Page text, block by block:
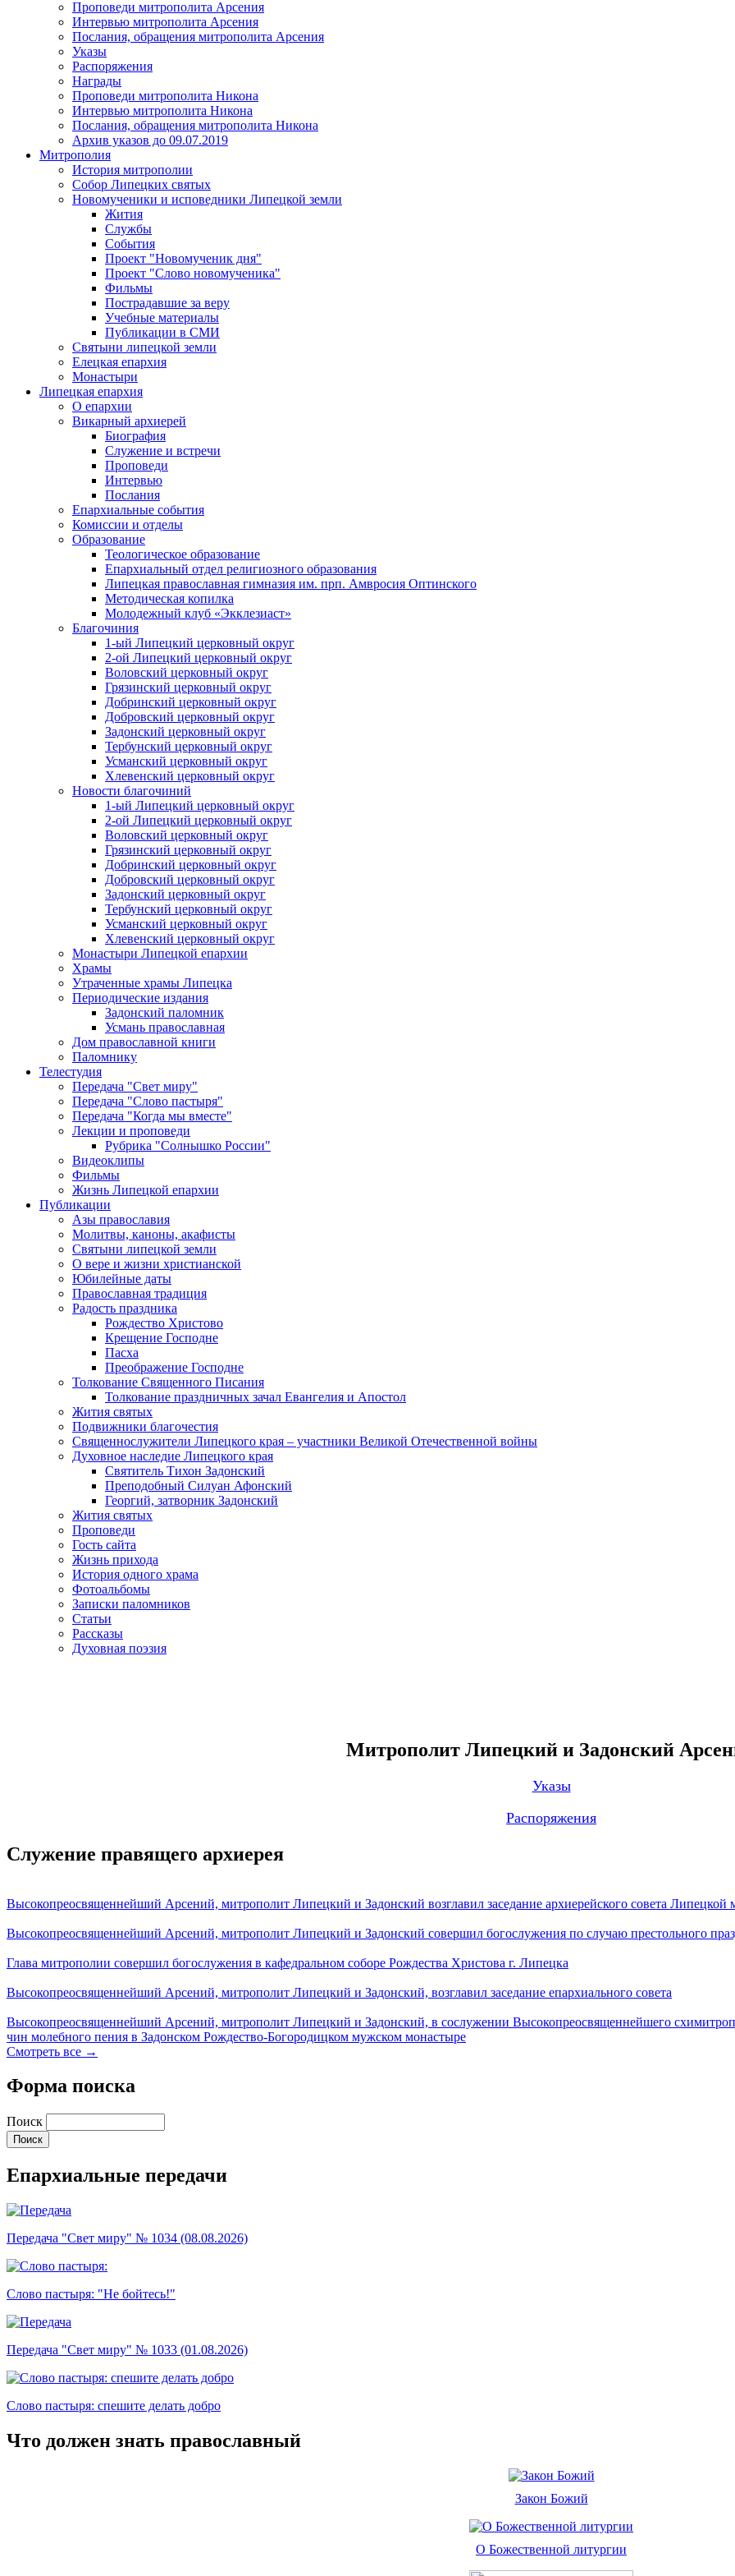
Проповеди митрополита Арсения
Интервью митрополита Арсения
Послания, обращения митрополита Арсения
Указы
Распоряжения
Награды
Проповеди митрополита Никона
Интервью митрополита Никона
Послания, обращения митрополита Никона
Архив указов до 09.07.2019
Митрополия
История митрополии
Собор Липецких святых
Новомученики и исповедники Липецкой земли
Жития
Службы
События
Проект "Новомученик дня"
Проект "Слово новомученика"
Фильмы
Пострадавшие за веру
Учебные материалы
Публикации в СМИ
Святыни липецкой земли
Елецкая епархия
Монастыри
Липецкая епархия
О епархии
Викарный архиерей
Биография
Служение и встречи
Проповеди
Интервью
Послания
Епархиальные события
Комиссии и отделы
Образование
Теологическое образование
Епархиальный отдел религиозного образования
Липецкая православная гимназия им. прп. Амвросия Оптинского
Методическая копилка
Молодежный клуб «Экклезиаст»
Благочиния
1-ый Липецкий церковный округ
2-ой Липецкий церковный округ
Воловский церковный округ
Грязинский церковный округ
Добринский церковный округ
Добровский церковный округ
Задонский церковный округ
Тербунский церковный округ
Усманский церковный округ
Хлевенский церковный округ
Новости благочиний
1-ый Липецкий церковный округ
2-ой Липецкий церковный округ
Воловский церковный округ
Грязинский церковный округ
Добринский церковный округ
Добровский церковный округ
Задонский церковный округ
Тербунский церковный округ
Усманский церковный округ
Хлевенский церковный округ
Монастыри Липецкой епархии
Храмы
Утраченные храмы Липецка
Периодические издания
Задонский паломник
Усмань православная
Дом православной книги
Паломнику
Телестудия
Передача "Свет миру"
Передача "Слово пастыря"
Передача "Когда мы вместе"
Лекции и проповеди
Рубрика "Солнышко России"
Видеоклипы
Фильмы
Жизнь Липецкой епархии
Публикации
Азы православия
Молитвы, каноны, акафисты
Святыни липецкой земли
О вере и жизни христианской
Юбилейные даты
Православная традиция
Радость праздника
Рождество Христово
Крещение Господне
Пасха
Преображение Господне
Толкование Священного Писания
Толкование праздничных зачал Евангелия и Апостол
Жития святых
Подвижники благочестия
Священнослужители Липецкого края – участники Великой Отечественной войны
Духовное наследие Липецкого края
Святитель Тихон Задонский
Преподобный Силуан Афонский
Георгий, затворник Задонский
Жития святых
Проповеди
Гость сайта
Жизнь прихода
История одного храма
Фотоальбомы
Записки паломников
Статьи
Рассказы
Духовная поэзия
Митрополит Липецкий и Задонский
Указы
Распоряжения
Служение правящего архиерея
Высокопреосвященнейший Арсений, митрополит Липецкий и Задонский возглавил заседание архиерейского совета Липецкой
Высокопреосвященнейший Арсений, митрополит Липецкий и Задонский совершил богослужения по случаю престольного
Глава митрополии совершил богослужения в кафедральном соборе Рождества Христова г. Липецка
Высокопреосвященнейший Арсений, митрополит Липецкий и Задонский, возглавил заседание епархиального совета
Высокопреосвященнейший Арсений, митрополит Липецкий и Задонский, в сослужении Высокопреосвященнейшего
чин молебного пения в Задонском Рождество-Богородицком мужском монастыре
Смотреть все →
Форма поиска
Поиск
Епархиальные передачи
Передача "Свет миру" № 1034 (08.08.2026)
Слово пастыря: "Не бойтесь!"
Передача "Свет миру" № 1033 (01.08.2026)
Слово пастыря: спешите делать добро
Что должен знать православный
Закон Божий
О Божественной литургии